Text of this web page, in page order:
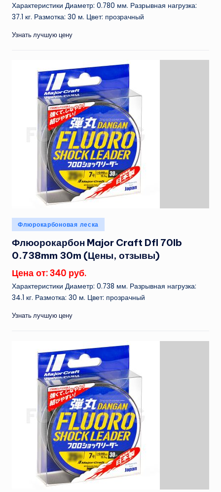
Характеристики Диаметр: 0.780 мм. Разрывная нагрузка:
37.1 кг. Размотка: 30 м. Цвет: прозрачный
Узнать лучшую цену
Опубликовано
в
Флюрокарбоновая леска
Флюорокарбон Major Craft Dfl 70lb
0.738mm 30m (Цены, отзывы)
Цена от: 340 руб.
Характеристики Диаметр: 0.738 мм. Разрывная нагрузка:
34.1 кг. Размотка: 30 м. Цвет: прозрачный
Узнать лучшую цену